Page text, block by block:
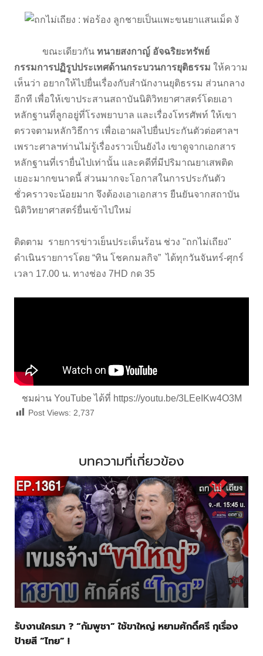
ขณะเดียวกัน ทนายสงกาญ์ อัจฉริยะทรัพย์
กรรมการปฏิรูปประเทศด้านกระบวนการยุติธรรม ให้ความ
เห็นว่า อยากให้ไปยื่นเรื่องกับสำนักงานยุติธรรม ส่วนกลาง
อีกที เพื่อให้เขาประสานสถาบันนิติวิทยาศาสตร์โดยเอา
หลักฐานที่ลูกอยู่ที่โรงพยาบาล และเรื่องโทรศัพท์ ให้เขา
ตรวจตามหลักวิธีการ เพื่อเอาผลไปยื่นประกันตัวต่อศาลฯ
เพราะศาลฯท่านไม่รู้เรื่องราวเป็นยังไง เขาดูจากเอกสาร
หลักฐานที่เรายื่นไปเท่านั้น และคดีที่มีปริมาณยาเสพติด
เยอะมากขนาดนี้ ส่วนมากจะโอกาสในการประกันตัว
ชั่วคราวจะน้อยมาก จึงต้องเอาเอกสาร ยืนยันจากสถาบัน
นิติวิทยาศาสตร์ยื่นเข้าไปใหม่
ติดตาม รายการข่าวเย็นประเด็นร้อน ช่วง "ถกไม่เถียง"
ดำเนินรายการโดย “ทิน โชคกมลกิจ” ได้ทุกวันจันทร์-ศุกร์
เวลา 17.00 น. ทางช่อง 7HD กด 35
ชมผ่าน YouTube ได้ที่ https://youtu.be/3LEeIKw4O3M
Post Views: 2,737
บทความที่เกี่ยวข้อง
รับงานใครมา ? “กัมพูชา” ใช้ขาใหญ่ หยามศักดิ์ศรี กุเรื่อง
ป้ายสี “ไทย” !